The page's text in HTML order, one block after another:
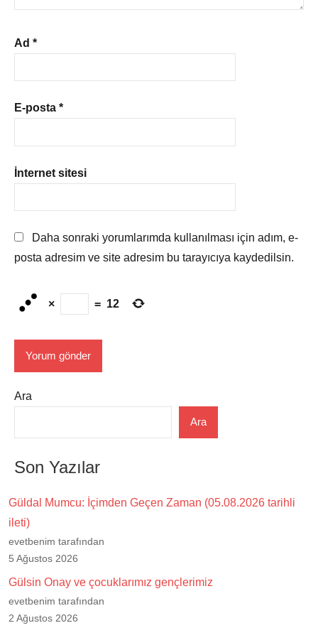
Ad *
E-posta *
İnternet sitesi
Daha sonraki yorumlarımda kullanılması için adım, e-
posta adresim ve site adresim bu tarayıcıya kaydedilsin.
× = 12
Ara
Ara
Son Yazılar
Güldal Mumcu: İçimden Geçen Zaman (05.08.2026 tarihli
ileti)
evetbenim tarafından
5 Ağustos 2026
Gülsin Onay ve çocuklarımız gençlerimiz
evetbenim tarafından
2 Ağustos 2026